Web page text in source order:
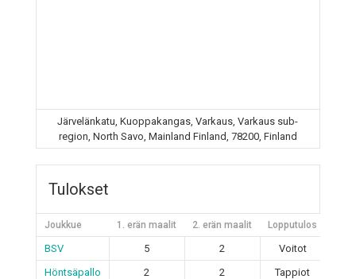
Järvelänkatu, Kuoppakangas, Varkaus, Varkaus sub-
region, North Savo, Mainland Finland, 78200, Finland
Tulokset
Joukkue 1. erän maalit 2. erän maalit Lopputulos
BSV 5 2
Voitot
Höntsäpallo
2 2 Tappiot